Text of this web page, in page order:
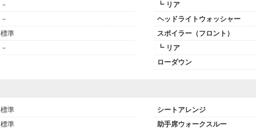
－
－
標準
－
┗ リア
ヘッドライトウォッシャー
スポイラー（フロント）
┗ リア
ローダウン
標準
標準
シートアレンジ
助手席ウォークスルー